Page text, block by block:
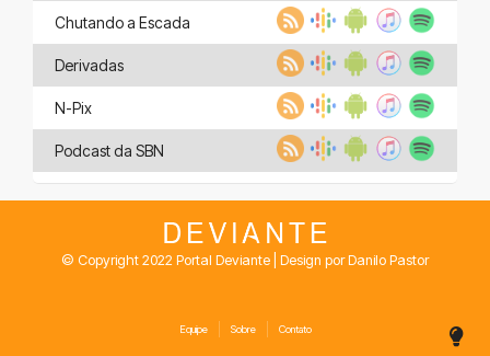
Chutando a Escada
Derivadas
N-Pix
Podcast da SBN
© Copyright 2022 Portal Deviante | Design por Danilo Pastor
Equipe Sobre Contato